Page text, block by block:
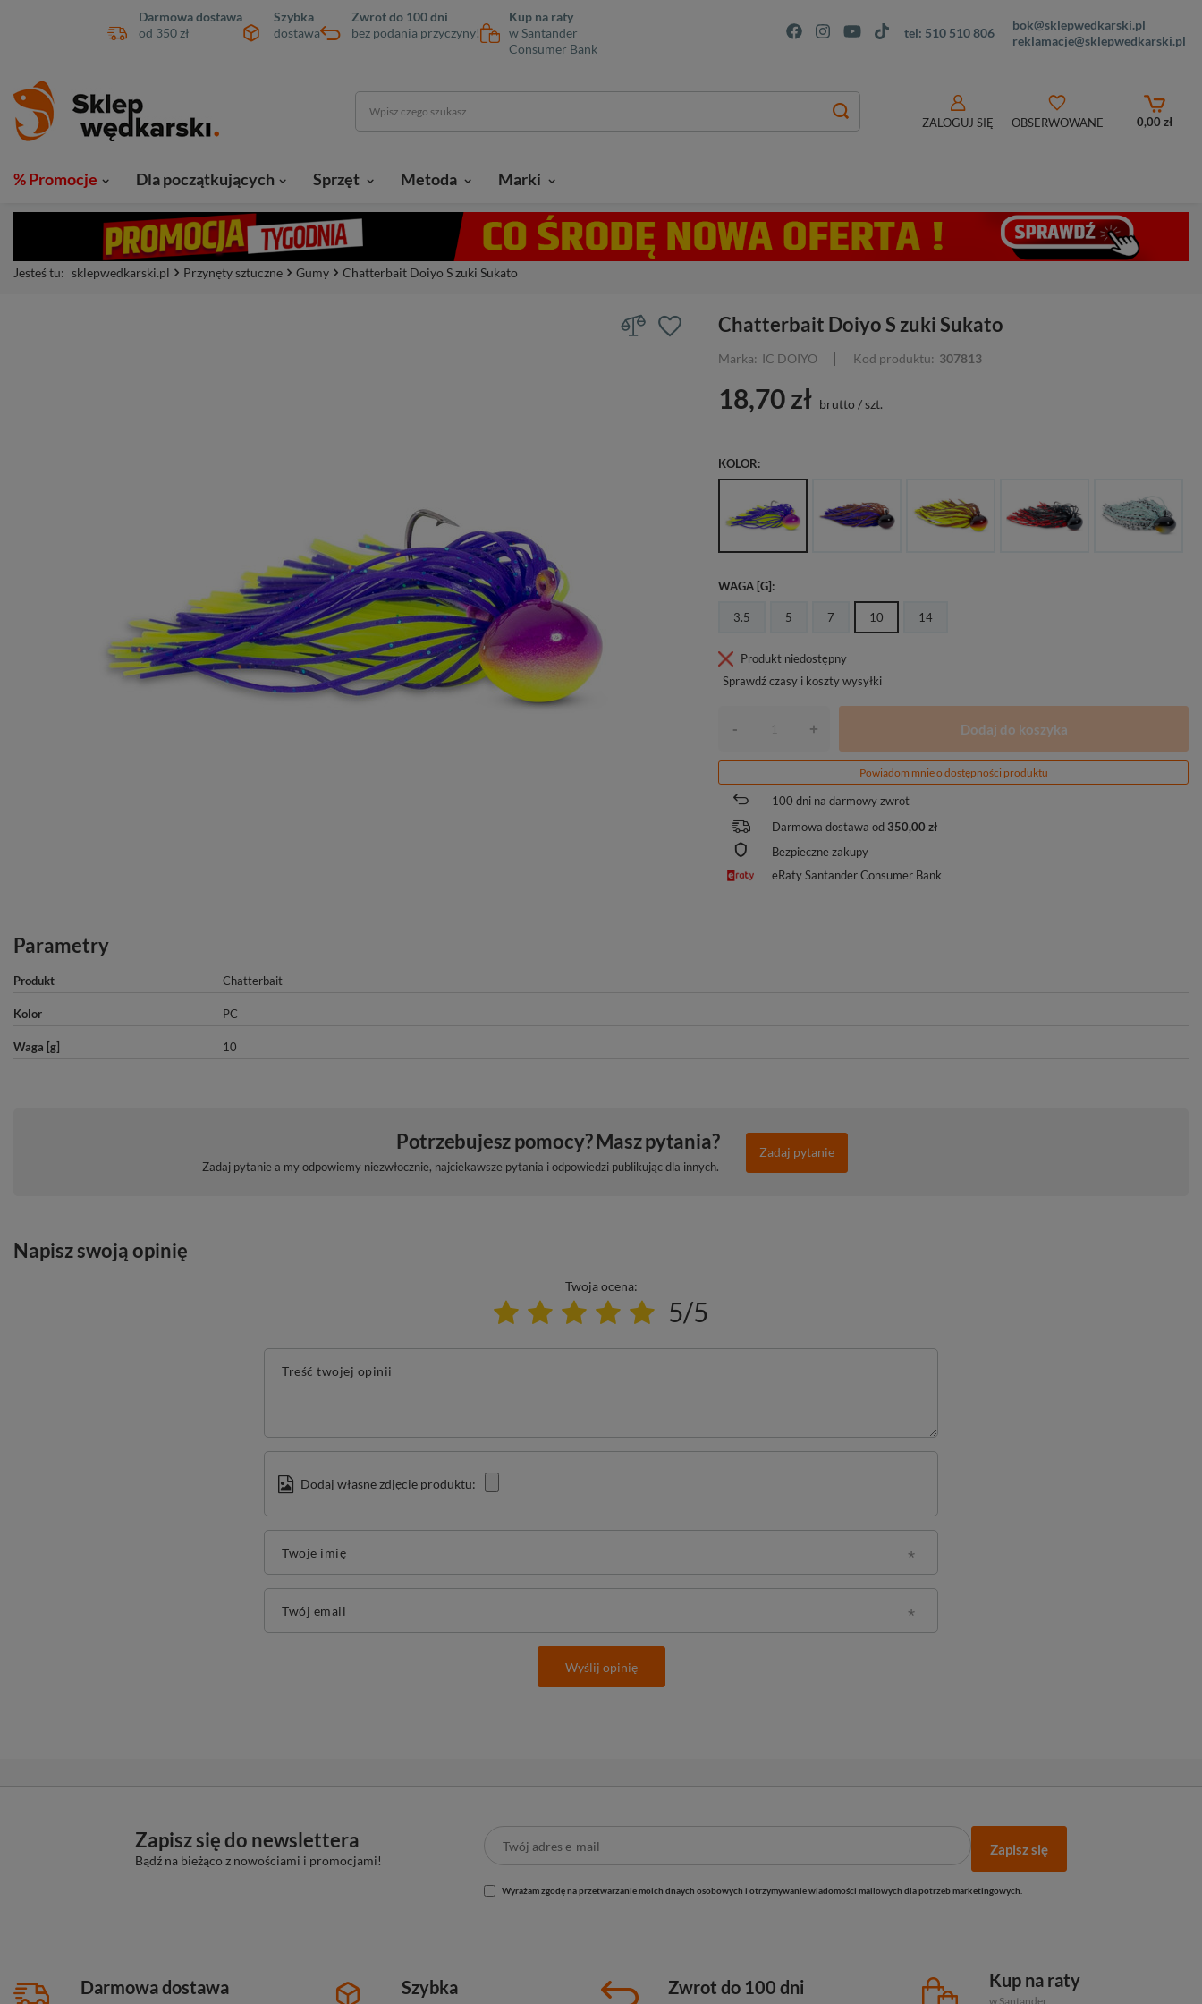
Darmowa dostawa
od 350 zł
Szybka
dostawa
Zwrot do 100 dni
bez podania przyczyny!
Kup na raty
w Santander
Consumer Bank
tel: 510 510 806
bok@sklepwedkarski.pl
reklamacje@sklepwedkarski.pl
ZALOGUJ SIĘ OBSERWOWANE 0,00 zł
% Promocje Dla początkujących Sprzęt Metoda Marki
Jesteś tu: sklepwedkarski.pl Przynęty sztuczne Gumy Chatterbait Doiyo S zuki Sukato
Chatterbait Doiyo S zuki Sukato
Marka: IC DOIYO Kod produktu: 307813
18,70 zł brutto /szt.
KOLOR
WAGA [G]
3.5 5 7 10 14
Produkt niedostępny
Sprawdź czasy i koszty wysyłki
- + Dodaj do koszyka
Powiadom mnie o dostępności produktu
100 dni na darmowy zwrot
Darmowa dostawa od 350,00 zł
Bezpieczne zakupy
eRaty Santander Consumer Bank
Parametry
Produkt Chatterbait
Kolor PC
Waga [g] 10
Potrzebujesz pomocy? Masz pytania?
Zadaj pytanie a my odpowiemy niezwłocznie, najciekawsze pytania i odpowiedzi publikując dla innych.
Zadaj pytanie
Napisz swoją opinię
Twoja ocena:
5/5
Treść twojej opinii
Dodaj własne zdjęcie produktu:
Twoje imię
Twój email
Wyślij opinię
Zapisz się do newslettera
Bądź na bieżąco z nowościami i promocjami!
Zapisz się
Wyrażam zgodę na przetwarzanie moich dnaych osobowych i otrzymywanie wiadomości mailowych dla potrzeb marketingowych.
Darmowa dostawa Szybka Zwrot do 100 dni Kup na raty
w Santander